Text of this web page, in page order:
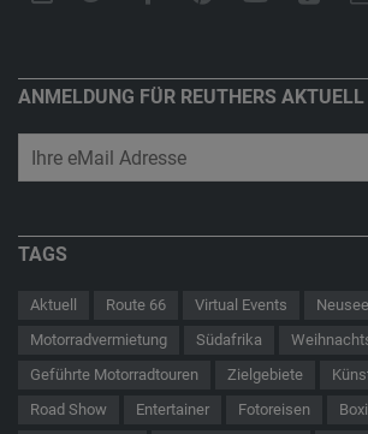
ANMELDUNG FÜR REUTHERS AKTUELL
TAGS
Aktuell Route 66 Virtual Events
Motorradvermietung
Südafrika
Geführte Motorradtouren
Zielgebiete
Road Show
Entertainer Fotoreisen